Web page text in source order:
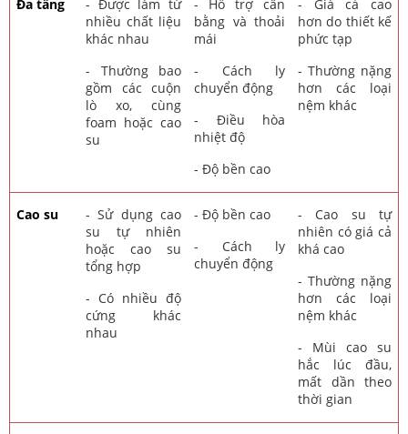
Đa tầng
- Được làm từ
nhiều chất liệu
khác nhau
- Thường bao
gồm các cuộn
lò xo, cùng
foam hoặc cao
su
- Hỗ trợ cân
bằng và thoải
mái
- Cách ly
chuyển động
- Điều hòa
nhiệt độ
- Độ bền cao
- Giá cả cao
hơn do thiết kế
phức tạp
- Thường nặng
hơn các loại
nệm khác
Cao su
- Sử dụng cao
su tự nhiên
hoặc cao su
tổng hợp
- Có nhiều độ
cứng khác
nhau
- Độ bền cao
- Cách ly
chuyển động
- Cao su tự
nhiên có giá cả
khá cao
- Thường nặng
hơn các loại
nệm khác
- Mùi cao su
hắc lúc đầu,
mất dần theo
thời gian